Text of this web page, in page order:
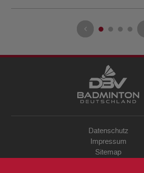
Datenschutz
Impressum
Sitemap